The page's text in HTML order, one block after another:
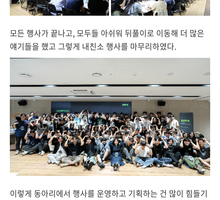
모든 행사가 끝나고, 모두들 아쉬워 뒤풀이로 이동해 더 많은
얘기들을 했고 그렇게 내친소 행사를 마무리하였다.
이렇게 동아리에서 행사를 운영하고 기획하는 건 많이 힘들기